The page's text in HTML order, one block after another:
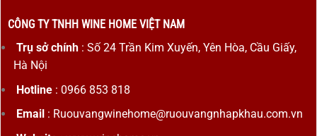
CÔNG TY TNHH WINE HOME VIỆT NAM
Trụ sở chính: Số 24 Trần Kim Xuyến, Yên Hòa, Cầu Giấy,
Hà Nội
Hotline: 0966 853 818
Email : Ruouvangwinehome@ruouvangnhapkhau.com.vn